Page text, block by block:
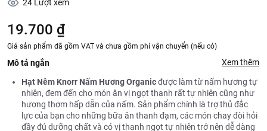
24 Lượt xem
19.700 ₫
Giá sản phẩm đã gồm VAT và chưa gồm phí vận chuyển (nếu có)
Mô tả ngắn Xem thêm
Hạt Nêm Knorr Nấm Hương Organicđược làm từ nấm hương tự
nhiên, đem đến cho món ăn vị ngọt thanh rất tự nhiên cũng như
hương thơm hấp dẫn của nấm. Sản phẩm chính là trợ thủ đắc
lực của bạn cho những bữa ăn thanh đạm, các món chay đòi hỏi
đầy đủ dưỡng chất và có vị thanh ngọt tự nhiên trở nên dễ dàng